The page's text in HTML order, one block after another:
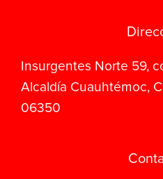
Insurgentes Norte 59,
Alcaldía Cuauhtémoc,
06350